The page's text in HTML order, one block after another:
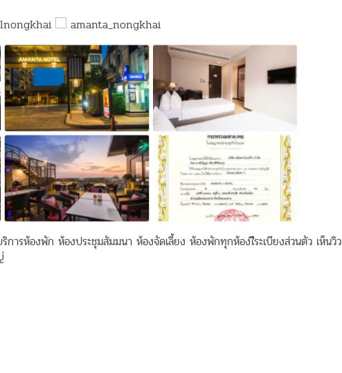
amanta_nongkhai
ารห้องพัก ห้องประชุมสัมมนา ห้องจัดเลี้ยง ห้องพักทุกห้องใีระเบียงส่วนตัว เห็นวิว